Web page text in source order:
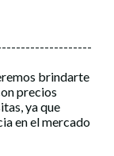
brindarte
precios
ya que
en el mercado